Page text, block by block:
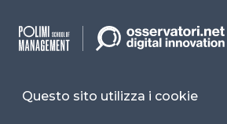
Facebook LinkedIn
Questo sito utilizza i cookie